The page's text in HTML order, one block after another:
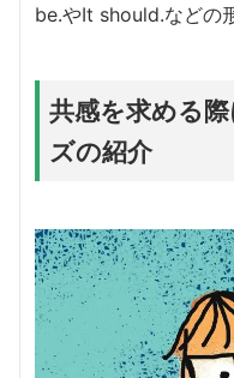
be.やIt should.などの
共感を求める
ズの紹介